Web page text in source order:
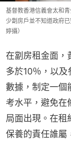
基督教香港信義會太和
少劏房戶並不知道政府
婷攝）
在劏房租金面，
多於10％，以
數據，制定一個
考水平，避免在
局面出現。在租
保養的責任誰屬